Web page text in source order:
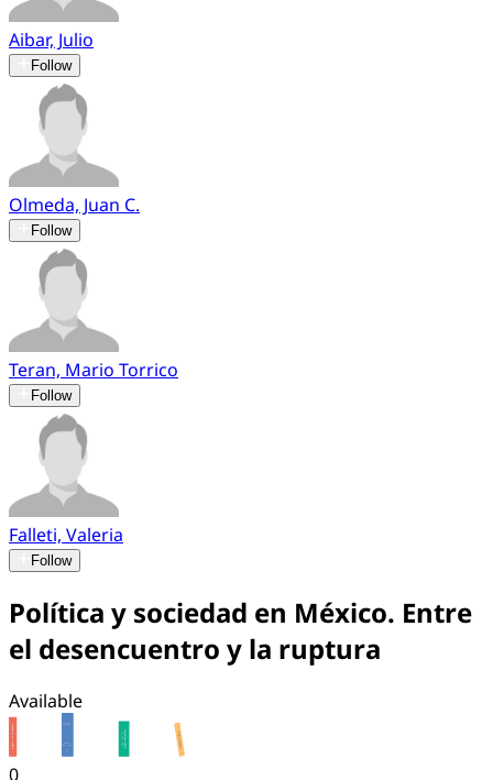
Aibar, Julio
Follow
Olmeda, Juan C.
Follow
Teran, Mario Torrico
Follow
Falleti, Valeria
Follow
Política y sociedad en México. Entre
el desencuentro y la ruptura
Available
0